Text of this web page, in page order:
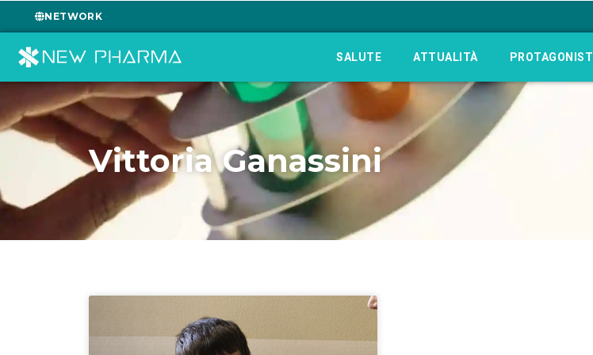
NETWORK
SALUTE ATTUALITÀ PROTAGONISTI
Vittoria Ganassini